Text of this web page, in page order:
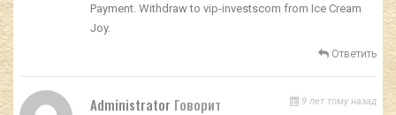
Payment. Withdraw to vip-investscom from Ice Cream
Joy.
Ответить
Administrator Говорит 9 лет тому назад